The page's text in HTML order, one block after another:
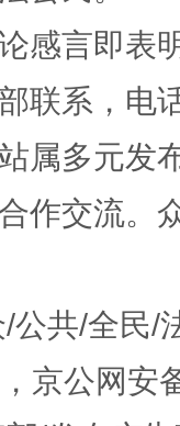
感言即表
联系，电
属多元发
作交流。
公共/全民/
京公网安